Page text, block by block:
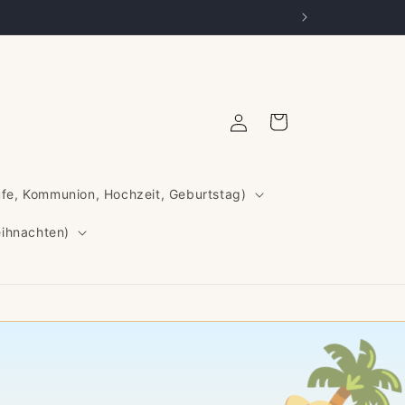
Kommunion, Hochzeit, Geburtstag)
EinloggenWarenkorb